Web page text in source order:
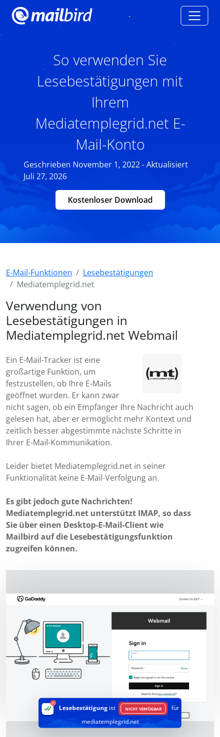
So verwenden Sie
Lesebestätigungen mit
Ihrem
Mediatemplegrid.net E-
Mail-Konto
Geschrieben November 1, 2022 - Aktualisiert
Juli 27, 2026
Kostenloser Download
E-Mail-Funktionen
Lesebestätigungen
Mediatemplegrid.net
Verwendung von
Lesebestätigungen in
Mediatemplegrid.net Webmail
Ein E-Mail-Tracker ist eine
großartige Funktion, um
festzustellen, ob Ihre E-Mails
geöffnet wurden. Er kann zwar
nicht sagen, ob ein Empfänger Ihre Nachricht auch
gelesen hat, aber er ermöglicht mehr Kontext und
zeitlich besser abgestimmte nächste Schritte in
Ihrer E-Mail-Kommunikation.
Leider bietet Mediatemplegrid.net in seiner
Funktionalität keine E-Mail-Verfolgung an.
Es gibt jedoch gute Nachrichten!
Mediatemplegrid.net unterstützt IMAP, so dass
Sie über einen Desktop-E-Mail-Client wie
Mailbird auf die Lesebestätigungsfunktion
zugreifen können.
Lesebestätigungist NICHT VERFÜGBAR
für
mediatemplegrid.net